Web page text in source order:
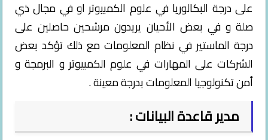
على درجة البكالوريا في علوم الكمبيوتر او في مجال ذي
صلة و في بعض الأحيان يريدون مرشحين حاصلين على
درجة الماستير في نظام المعلومات مع ذلك تؤكد بعض
الشركات على المهارات في علوم الكمبيوتر و البرمجة و
أمن تكنولوجيا المعلومات بدرجة معينة .
مدير قاعدة البيانات :